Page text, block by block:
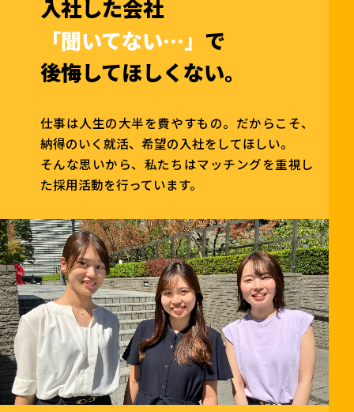
入社した会社
「聞いてない…」 で
後悔してほしくない。
仕事は人生の大半を費やすもの。だからこそ、
納得のいく就活、希望の入社をしてほしい。
そんな思いから、私たちはマッチングを重視し
た採用活動を行っています。